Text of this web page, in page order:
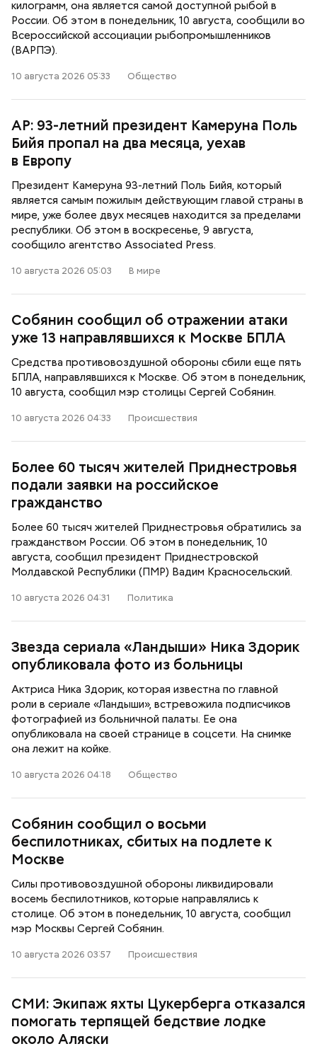
килограмм, она является самой доступной рыбой в
России. Об этом в понедельник, 10 августа, сообщили во
Всероссийской ассоциации рыбопромышленников
(ВАРПЭ).
10 августа 2026 05:33 Общество
AP: 93-летний президент Камеруна Поль
Бийя пропал на два месяца, уехав
в Европу
Президент Камеруна 93-летний Поль Бийя, который
является самым пожилым действующим главой страны в
мире, уже более двух месяцев находится за пределами
республики. Об этом в воскресенье, 9 августа,
сообщило агентство Associated Press.
10 августа 2026 05:03 В мире
Собянин сообщил об отражении атаки
уже 13 направлявшихся к Москве БПЛА
Средства противовоздушной обороны сбили еще пять
БПЛА, направлявшихся к Москве. Об этом в понедельник,
10 августа, сообщил мэр столицы Сергей Собянин.
10 августа 2026 04:33 Происшествия
Более 60 тысяч жителей Приднестровья
подали заявки на российское
гражданство
Более 60 тысяч жителей Приднестровья обратились за
гражданством России. Об этом в понедельник, 10
августа, сообщил президент Приднестровской
Молдавской Республики (ПМР) Вадим Красносельский.
10 августа 2026 04:31 Политика
Звезда сериала «Ландыши» Ника Здорик
опубликовала фото из больницы
Актриса Ника Здорик, которая известна по главной
роли в сериале «Ландыши», встревожила подписчиков
фотографией из больничной палаты. Ее она
опубликовала на своей странице в соцсети. На снимке
она лежит на койке.
10 августа 2026 04:18 Общество
Собянин сообщил о восьми
беспилотниках, сбитых на подлете к
Москве
Силы противовоздушной обороны ликвидировали
восемь беспилотников, которые направлялись к
столице. Об этом в понедельник, 10 августа, сообщил
мэр Москвы Сергей Собянин.
10 августа 2026 03:57 Происшествия
СМИ: Экипаж яхты Цукерберга отказался
помогать терпящей бедствие лодке
около Аляски